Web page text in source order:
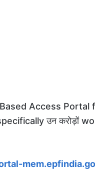
Access Portal
उन करोड़ों